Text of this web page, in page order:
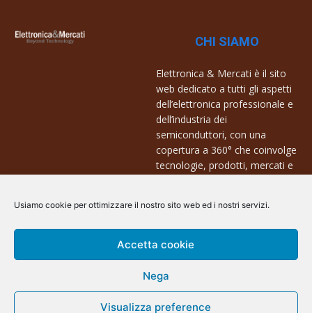
Usiamo cookie per ottimizzare il nostro sito web ed i nostri servizi.
Accetta cookie
Nega
Visualizza preference
CHI SIAMO
Elettronica & Mercati è il sito
web dedicato a tutti gli aspetti
dell’elettronica professionale e
dell’industria dei
semiconduttori, con una
copertura a 360° che coinvolge
tecnologie, prodotti, mercati e
Contatti:
info@arscommunication.it
@ArsCommunication 2023